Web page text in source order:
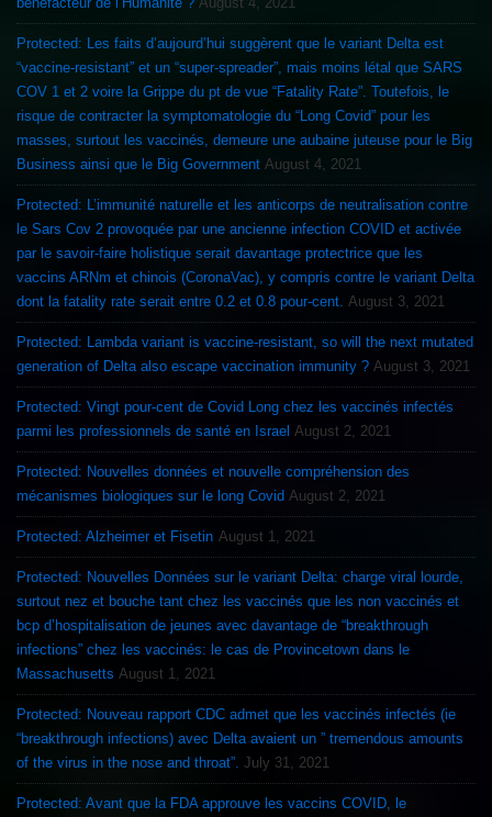
Protected: Les faits d’aujourd’hui suggèrent que le variant Delta est
“vaccine-resistant” et un “super-spreader”, mais moins létal que SARS
COV 1 et 2 voire la Grippe du pt de vue “Fatality Rate”. Toutefois, le
risque de contracter la symptomatologie du “Long Covid” pour les
masses, surtout les vaccinés, demeure une aubaine juteuse pour le Big
Business ainsi que le Big Government August 4, 2021
Protected: L’immunité naturelle et les anticorps de neutralisation contre
le Sars Cov 2 provoquée par une ancienne infection COVID et activée
par le savoir-faire holistique serait davantage protectrice que les
vaccins ARNm et chinois (CoronaVac), y compris contre le variant Delta
dont la fatality rate serait entre 0.2 et 0.8 pour-cent. August 3, 2021
Protected: Lambda variant is vaccine-resistant, so will the next mutated
generation of Delta also escape vaccination immunity ? August 3, 2021
Protected: Vingt pour-cent de Covid Long chez les vaccinés infectés
parmi les professionnels de santé en Israel August 2, 2021
Protected: Nouvelles données et nouvelle compréhension des
mécanismes biologiques sur le long Covid August 2, 2021
Protected: Alzheimer et Fisetin August 1, 2021
Protected: Nouvelles Données sur le variant Delta: charge viral lourde,
surtout nez et bouche tant chez les vaccinés que les non vaccinés et
bcp d’hospitalisation de jeunes avec davantage de “breakthrough
infections” chez les vaccinés: le cas de Provincetown dans le
Massachusetts August 1, 2021
Protected: Nouveau rapport CDC admet que les vaccinés infectés (ie
“breakthrough infections) avec Delta avaient un ” tremendous amounts
of the virus in the nose and throat”. July 31, 2021
Protected: Avant que la FDA approuve les vaccins COVID, le